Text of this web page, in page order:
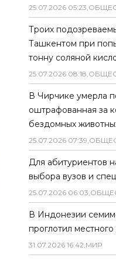
25.07.2026 05:23,
Троих
Ташкентом при
тонну соляной
25.07.2026 08:18,
В Чирчике умерла
оштрафованная за
бездомных
25.07.2026 07:39,
Для абитуриентов
выбора вузов и
25.07.2026 06:03,
В Индонезии
проглотил
31.07.2026 16:42,МИР